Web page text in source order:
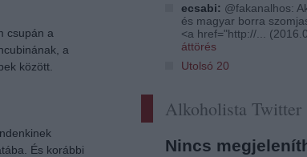
ecsabi: @fakanalhos:
és magyar borra
<a href="http://... (
áttörés
Utolsó 20
Alkoholista Twitter
Nincs
csupán a
a
között.
És korábbi